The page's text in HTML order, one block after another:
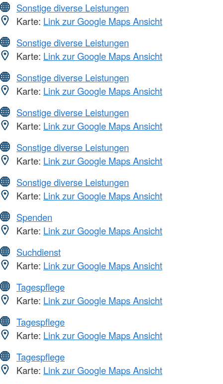
Sonstige diverse Leistungen
Karte: Link zur Google Maps Ansicht
Sonstige diverse Leistungen
Karte: Link zur Google Maps Ansicht
Sonstige diverse Leistungen
Karte: Link zur Google Maps Ansicht
Sonstige diverse Leistungen
Karte: Link zur Google Maps Ansicht
Sonstige diverse Leistungen
Karte: Link zur Google Maps Ansicht
Sonstige diverse Leistungen
Karte: Link zur Google Maps Ansicht
Spenden
Karte: Link zur Google Maps Ansicht
Suchdienst
Karte: Link zur Google Maps Ansicht
Tagespflege
Karte: Link zur Google Maps Ansicht
Tagespflege
Karte: Link zur Google Maps Ansicht
Tagespflege
Karte: Link zur Google Maps Ansicht